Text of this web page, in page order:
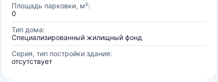
Площадь парковки, м²:
0
Тип дома:
Специализированный жилищный фонд
Серия, тип постройки здания:
отсутствует